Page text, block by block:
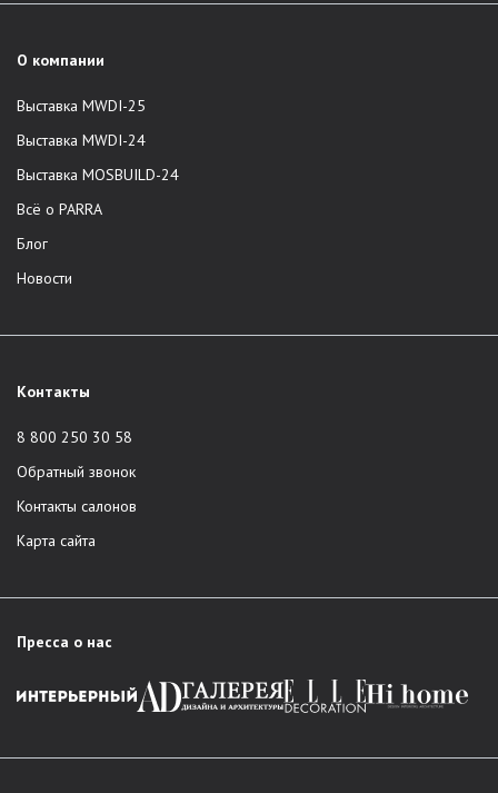
О компании
Выставка MWDI-25
Выставка MWDI-24
Выставка MOSBUILD-24
Всё о PARRA
Блог
Новости
Контакты
8 800 250 30 58
Обратный звонок
Контакты салонов
Карта сайта
Пресса о нас